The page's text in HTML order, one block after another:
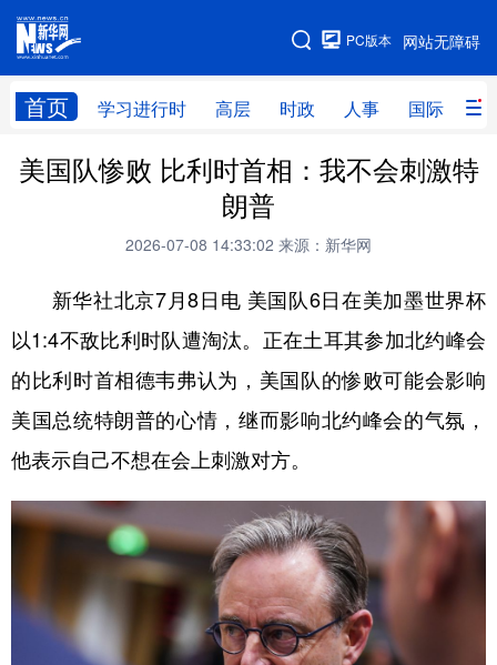
网站无障碍
PC版本
首页 学习进行时 高层 时政 人事 国际 财
网站地图
学习进行时 高层 时政 人事
全球连线
科技 科创 量子 体育
文化 书画 健康 军事
法律 中央文件
学术中国 乡村振兴 银龄 溯源中国
城市 旅游 能源 会展
彩票 娱乐 时尚
美国队惨败 比利时首相：我不会刺激特
朗普
2026-07-08 14:33:02 来源：新华网
新华社北京7月8日电 美国队6日在美加墨世界杯
以1:4不敌比利时队遭淘汰。正在土耳其参加北约峰会
的比利时首相德韦弗认为，美国队的惨败可能会影响
美国总统特朗普的心情，继而影响北约峰会的气氛，
他表示自己不想在会上刺激对方。